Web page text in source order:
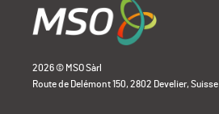
2026 © MSO Sàrl
Route de Delémont 150, 2802 Develier, Suisse